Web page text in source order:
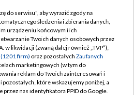
do nas:
TVP
Regulamin TVP
prywatności
do serwisu", aby wyrazić zgody na
śledzenia i zbierania danych,
urządzeniu końcowym i ich
Twoich danych osobowych przez
w likwidacji (zwaną dalej również „TVP”),
firm) oraz pozostałych Zaufanych
marketingowych (w tym do
reklam do Twoich zainteresowań i
które wskazujemy poniżej, a
przez nas identyfikatora PPID do Google.